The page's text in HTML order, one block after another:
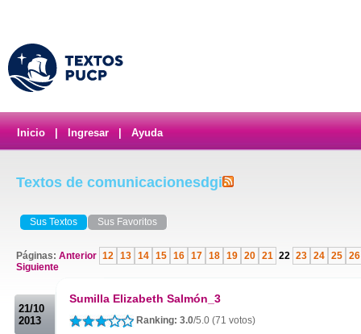
Inicio Ingresar Ayuda
Textos de comunicacionesdgi
Sus Textos Sus Favoritos
Páginas: Anterior 12 13 14 15 16 17 18 19 20 21 22 23 24 25 26
Siguiente
21/10
2013
Sumilla Elizabeth Salmón_3
Ranking: 3.0/5.0 (71 votos)